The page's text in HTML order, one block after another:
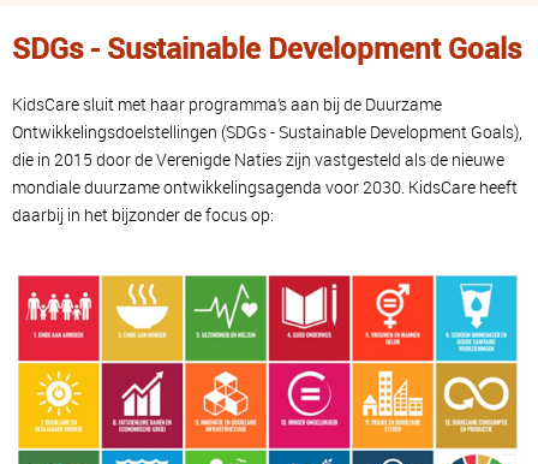
SDGs - Sustainable Development Goals
KidsCare sluit met haar programma’s aan bij de Duurzame
Ontwikkelingsdoelstellingen (SDGs - Sustainable Development Goals),
die in 2015 door de Verenigde Naties zijn vastgesteld als de nieuwe
mondiale duurzame ontwikkelingsagenda voor 2030. KidsCare heeft
daarbij in het bijzonder de focus op: